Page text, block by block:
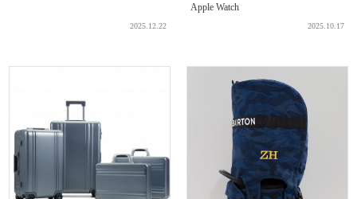
2025.12.22
Apple Watch
2025.10.17